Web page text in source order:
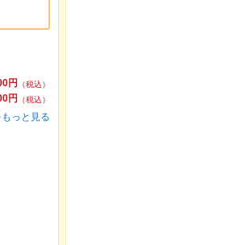
円
（税込）
円
（税込）
っと見る